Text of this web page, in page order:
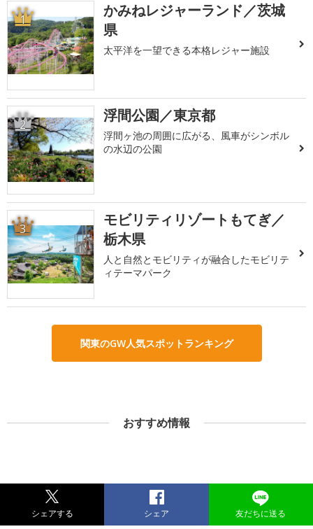
1
かみねレジャーランド／茨城
県
太平洋を一望できる本格レジャー施設
2 浮間公園／東京都
浮間ヶ池の周囲に広がる、風車がシンボル
の水辺の公園
3
モビリティリゾートもてぎ／
栃木県
人と自然とモビリティが融合したモビリテ
ィテーマパーク
関東のGW人気スポットランキング
おすすめ情報
シェアする シェア 友だちに送る